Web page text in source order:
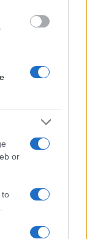
or
to
Nazionale: